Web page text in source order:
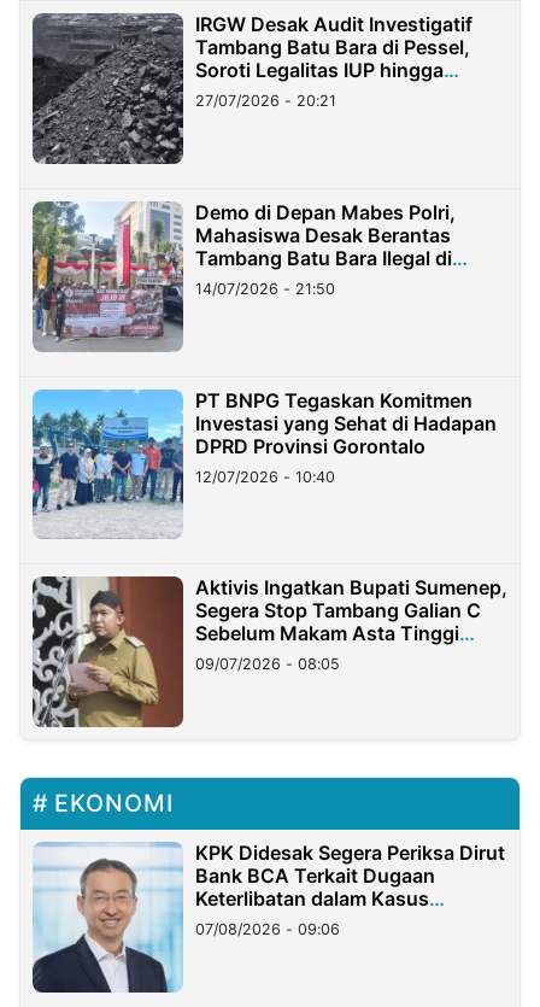
IRGW Desak Audit Investigatif
Tambang Batu Bara di Pessel,
Soroti Legalitas IUP hingga
Stockpile
27/07/2026 - 20:21
Demo di Depan Mabes Polri,
Mahasiswa Desak Berantas
Tambang Batu Bara Ilegal di
Lampung
14/07/2026 - 21:50
PT BNPG Tegaskan Komitmen
Investasi yang Sehat di Hadapan
DPRD Provinsi Gorontalo
12/07/2026 - 10:40
Aktivis Ingatkan Bupati Sumenep,
Segera Stop Tambang Galian C
Sebelum Makam Asta Tinggi
Longsor
09/07/2026 - 08:05
EKONOMI
KPK Didesak Segera Periksa Dirut
Bank BCA Terkait Dugaan
Keterlibatan dalam Kasus
Hilangnya Dana Nasabah Rp2,58
Miliar
07/08/2026 - 09:06